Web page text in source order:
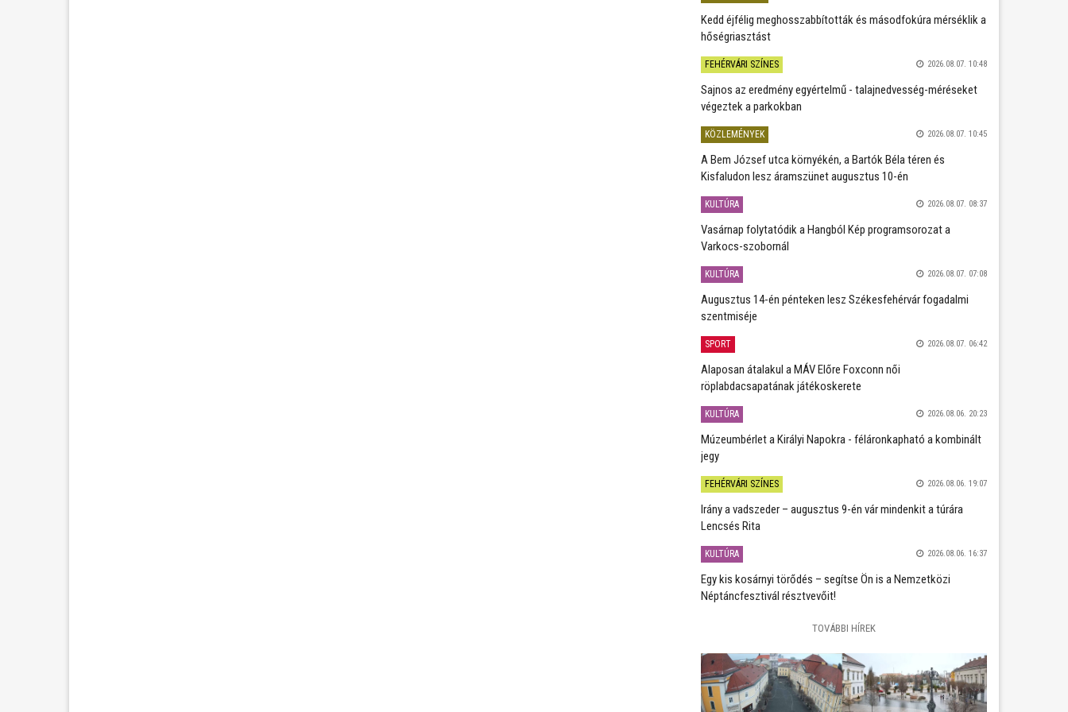
Kedd éjfélig meghosszabbították és másodfokúra mérséklik a
hőségriasztást
FEHÉRVÁRI SZÍNES 2026.08.07. 10:48
Sajnos az eredmény egyértelmű - talajnedvesség-méréseket
végeztek a parkokban
KÖZLEMÉNYEK 2026.08.07. 10:45
A Bem József utca környékén, a Bartók Béla téren és
Kisfaludon lesz áramszünet augusztus 10-én
KULTÚRA 2026.08.07. 08:37
Vasárnap folytatódik a Hangból Kép programsorozat a
Varkocs-szobornál
KULTÚRA 2026.08.07. 07:08
Augusztus 14-én pénteken lesz Székesfehérvár fogadalmi
szentmiséje
SPORT 2026.08.07. 06:42
Alaposan átalakul a MÁV Előre Foxconn női
röplabdacsapatának játékoskerete
KULTÚRA 2026.08.06. 20:23
Múzeumbérlet a Királyi Napokra - féláronkapható a kombinált
jegy
FEHÉRVÁRI SZÍNES 2026.08.06. 19:07
Irány a vadszeder – augusztus 9-én vár mindenkit a túrára
Lencsés Rita
KULTÚRA 2026.08.06. 16:37
Egy kis kosárnyi törődés – segítse Ön is a Nemzetközi
Néptáncfesztivál résztvevőit!
TOVÁBBI HÍREK